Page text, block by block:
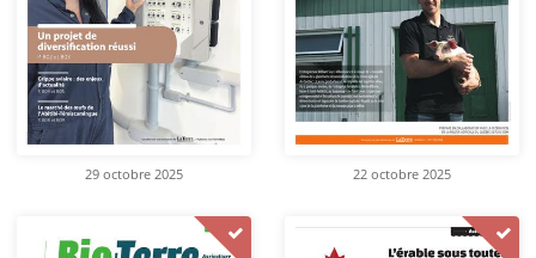
29 octobre 2025 22 octobre 2025